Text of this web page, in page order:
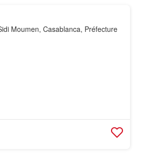
Moumen, Casablanca, Préfecture